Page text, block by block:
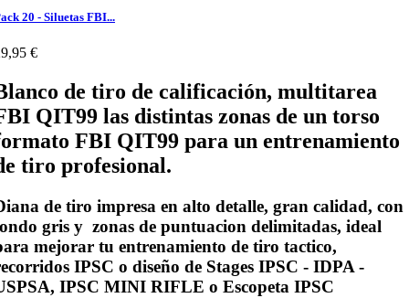
20 - Siluetas FBI...
€
de tiro de calificación, multitarea
QIT99 las distintas zonas de un torso
FBI QIT99 para un entrenamiento
tiro profesional.
de tiro impresa en alto detalle, gran calidad, con
gris y zonas de puntuacion delimitadas, ideal
mejorar tu entrenamiento de tiro tactico,
IPSC o diseño de Stages IPSC - IDPA -
IPSC MINI RIFLE o Escopeta IPSC